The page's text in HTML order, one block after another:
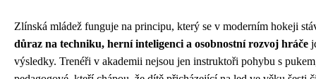
Zlínská mládež funguje na principu, který se v moderním hokeji
důraz na techniku, herní inteligenci a osobnostní rozvoj hráče
výsledky. Trenéři v akademii nejsou jen instruktoři pohybu s